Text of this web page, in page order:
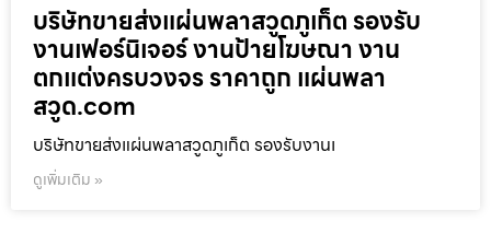
บริษัทขายส่งแผ่นพลาสวูดภูเก็ต รองรับ
งานเฟอร์นิเจอร์ งานป้ายโฆษณา งาน
ตกแต่งครบวงจร ราคาถูก แผ่นพลา
สวูด.com
บริษัทขายส่งแผ่นพลาสวูดภูเก็ต รองรับงานเ
ดูเพิ่มเติม »